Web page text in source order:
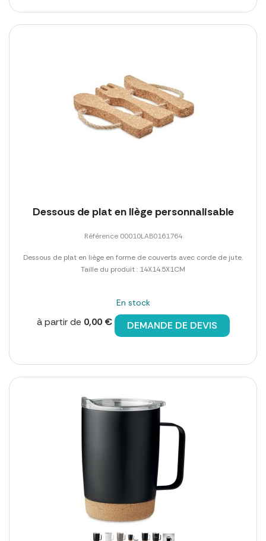
Dessous de plat en liège personnalisable
Référence 00010LAB0161764
Dessous de plat en liège en forme de couverts avec corde de jute.
Taille du produit : 14X14.5X1CM
En stock
à partir de 0,00 € DEMANDE DE DEVIS